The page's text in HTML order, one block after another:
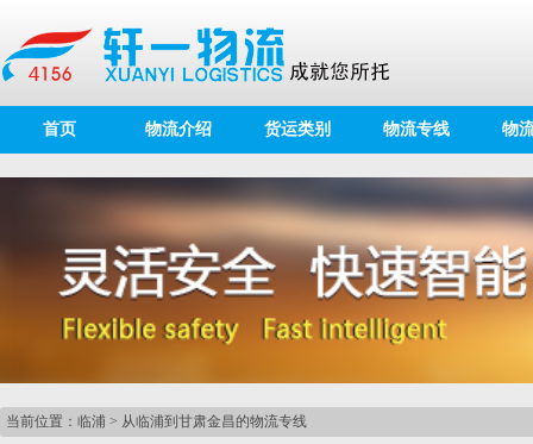
首页 物流介绍 货运类别 物流专线 物
当前位置： 临浦 > 从临浦到甘肃金昌的物流专线